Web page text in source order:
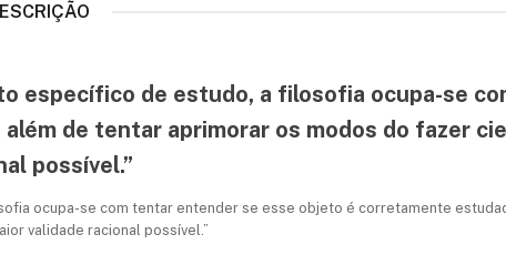
específico de estudo, a filosofia ocupa-se
de tentar aprimorar os modos do fazer
possível.”
ocupa-se com tentar entender se esse objeto é corretamente
validade racional possível.”